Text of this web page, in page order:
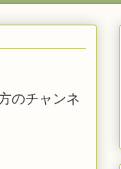
のチャンネ